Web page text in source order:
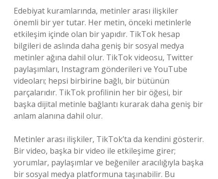
Edebiyat kuramlarında, metinler arası ilişkiler
önemli bir yer tutar. Her metin, önceki metinlerle
etkileşim içinde olan bir yapıdır. TikTok hesap
bilgileri de aslında daha geniş bir sosyal medya
metinler ağına dahil olur. TikTok videosu, Twitter
paylaşımları, Instagram gönderileri ve YouTube
videoları; hepsi birbirine bağlı, bir bütünün
parçalarıdır. TikTok profilinin her bir öğesi, bir
başka dijital metinle bağlantı kurarak daha geniş bir
anlam alanına dahil olur.
Metinler arası ilişkiler, TikTok’ta da kendini gösterir.
Bir video, başka bir video ile etkileşime girer;
yorumlar, paylaşımlar ve beğeniler aracılığıyla başka
bir sosyal medya platformuna taşınabilir. Bu